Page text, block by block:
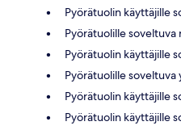
Pyörätuolin käyttäjille
Pyörätuolille soveltuva
Pyörätuolin käyttäjille
Pyörätuolille soveltuva
Pyörätuolin käyttäjille
Pyörätuolin käyttäjille